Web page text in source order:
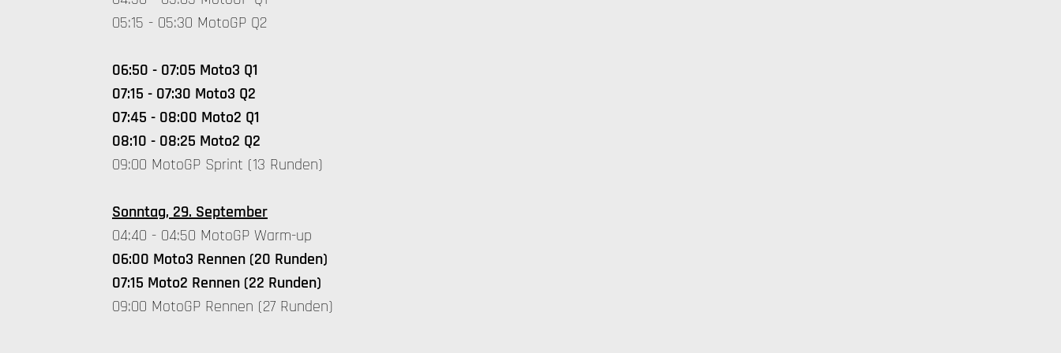
05:15 - 05:30 MotoGP Q2
06:50 - 07:05 Moto3 Q1
07:15 - 07:30 Moto3 Q2
07:45 - 08:00 Moto2 Q1
08:10 - 08:25 Moto2 Q2
09:00 MotoGP Sprint (13 Runden)
Sonntag, 29. September
04:40 - 04:50 MotoGP Warm-up
06:00 Moto3 Rennen (20 Runden)
07:15 Moto2 Rennen (22 Runden)
09:00 MotoGP Rennen (27 Runden)